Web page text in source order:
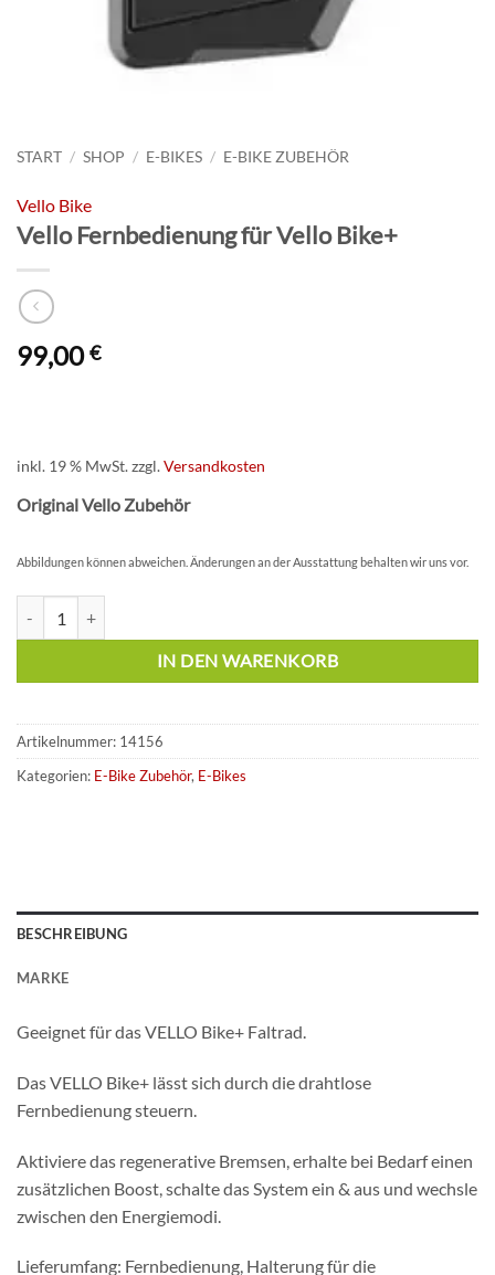
START / SHOP / E-BIKES / E-BIKE ZUBEHÖR
Vello Bike
Vello Fernbedienung für Vello Bike+
99,00€
inkl. 19 % MwSt.zzgl.Versandkosten
Original Vello Zubehör
Abbildungen können abweichen. Änderungen an der Ausstattung behalten wir uns vor.
IN DEN WARENKORB
Artikelnummer: 14156
Kategorien: E-Bike Zubehör, E-Bikes
BESCHREIBUNG
MARKE
Geeignet für das VELLO Bike+ Faltrad.
Das VELLO Bike+ lässt sich durch die drahtlose
Fernbedienung steuern.
Aktiviere das regenerative Bremsen, erhalte bei Bedarf einen
zusätzlichen Boost, schalte das System ein & aus und wechsle
zwischen den Energiemodi.
Lieferumfang: Fernbedienung, Halterung für die